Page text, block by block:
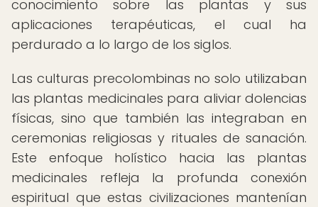
conocimiento sobre las plantas y sus
aplicaciones terapéuticas, el cual ha
perdurado a lo largo de los siglos.
Las culturas precolombinas no solo utilizaban
las plantas medicinales para aliviar dolencias
físicas, sino que también las integraban en
ceremonias religiosas y rituales de sanación.
Este enfoque holístico hacia las plantas
medicinales refleja la profunda conexión
espiritual que estas civilizaciones mantenían